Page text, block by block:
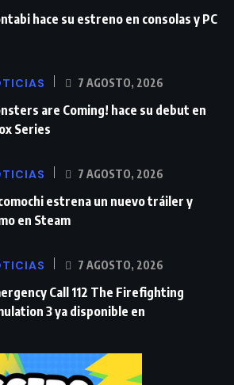
hace su estreno en consolas y PC
7 AGOSTO, 2026
are Coming! hace su debut en
Series
7 AGOSTO, 2026
estrena un nuevo tráiler y
en Steam
7 AGOSTO, 2026
Call 112 The Firefighting
3 ya disponible en